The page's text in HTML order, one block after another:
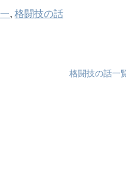
, 格闘技の話
格闘技の話一